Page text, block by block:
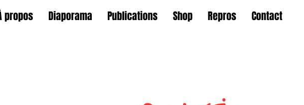
propos Diaporama Publications Shop Repros Contact